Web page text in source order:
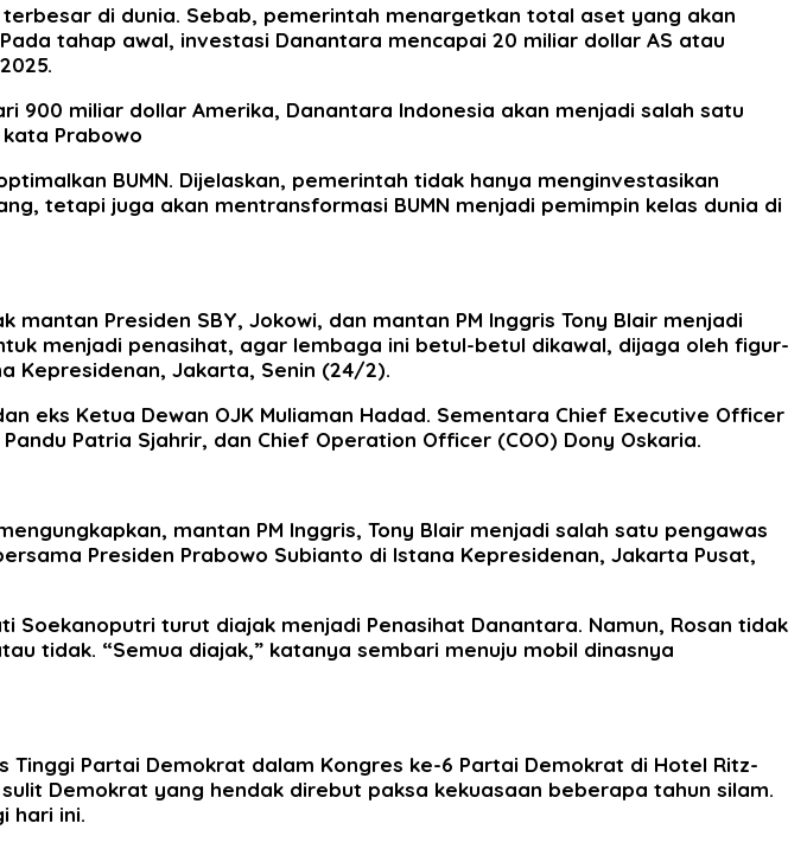
di dunia. Sebab, pemerintah menargetkan total aset yang akan
tahap awal, investasi Danantara mencapai 20 miliar dollar AS atau
miliar dollar Amerika, Danantara Indonesia akan menjadi salah satu
Prabowo
BUMN. Dijelaskan, pemerintah tidak hanya menginvestasikan
tetapi juga akan mentransformasi BUMN menjadi pemimpin kelas dunia di
Presiden SBY, Jokowi, dan mantan PM Inggris Tony Blair menjadi
menjadi penasihat, agar lembaga ini betul-betul dikawal, dijaga oleh figur-
Kepresidenan, Jakarta, Senin (24/2).
eks Ketua Dewan OJK Muliaman Hadad. Sementara Chief Executive Officer
Patria Sjahrir, dan Chief Operation Officer (COO) Dony Oskaria.
mantan PM Inggris, Tony Blair menjadi salah satu pengawas
Presiden Prabowo Subianto di Istana Kepresidenan, Jakarta Pusat,
Soekanoputri turut diajak menjadi Penasihat Danantara. Namun, Rosan tidak
tidak. “Semua diajak,” katanya sembari menuju mobil dinasnya
Partai Demokrat dalam Kongres ke-6 Partai Demokrat di Hotel Ritz-
Demokrat yang hendak direbut paksa kekuasaan beberapa tahun silam.
hari ini.